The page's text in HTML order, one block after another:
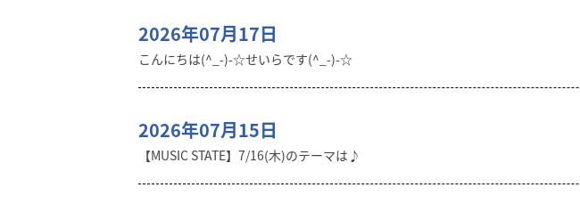
2026年07月17日
こんにちは(^_-)-☆せいらです(^_-)-☆
2026年07月15日
【MUSIC STATE】7/16(木)のテーマは♪